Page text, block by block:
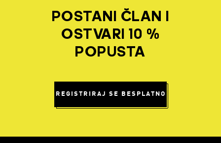
POSTANI ČLAN I
OSTVARI 10 %
POPUSTA
REGISTRIRAJ SE BESPLATNO